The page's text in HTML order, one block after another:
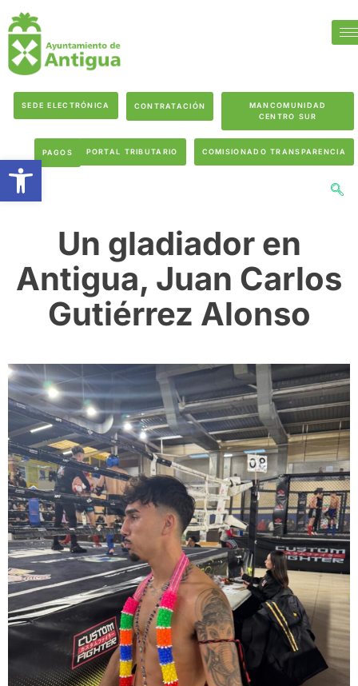
SEDE ELECTRÓNICA CONTRATACIÓN
MANCOMUNIDAD
CENTRO SUR
PAGOS PORTAL TRIBUTARIO COMISIONADO TRANSPARENCIA
Un gladiador en
Antigua, Juan Carlos
Gutiérrez Alonso
Abrir barra de herramientas